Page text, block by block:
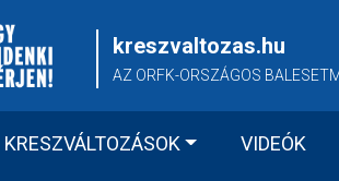
kreszvaltozas.hu
AZ ORFK-ORSZÁGOS
KRESZVÁLTOZÁSOK VIDEÓK